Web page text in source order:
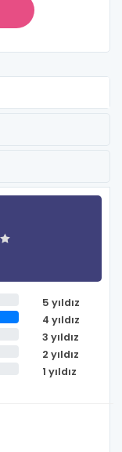
5 yıldız
4 yıldız
3 yıldız
2 yıldız
1 yıldız